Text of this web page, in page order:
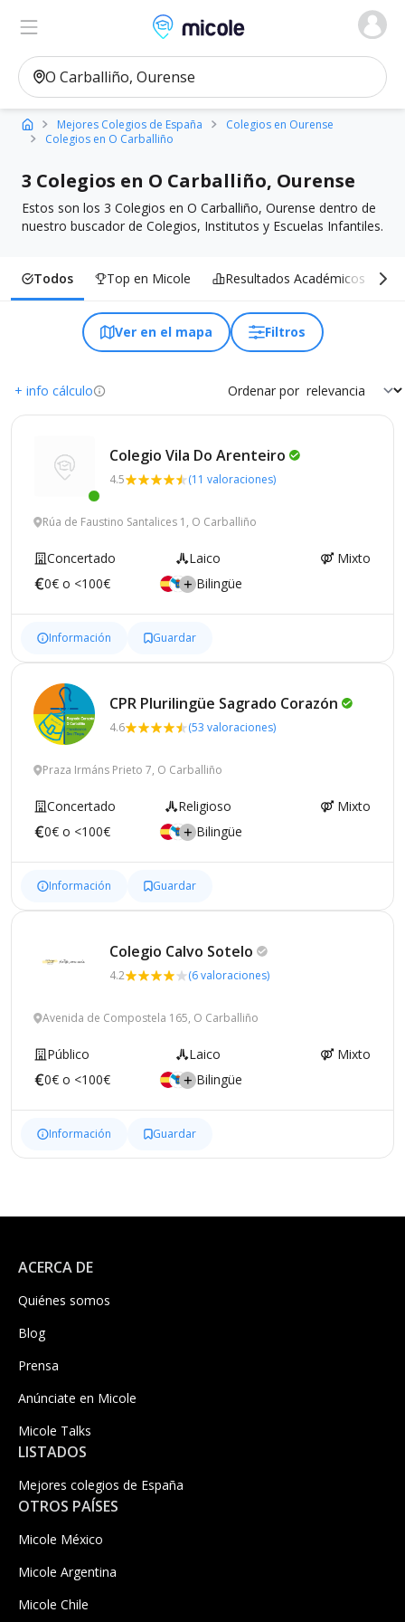
Micole, buscador de colegios
Ver en el mapa
Mejores Colegios de España
Colegios en Ourense
Colegios en O Carballiño
3 Colegios en O Carballiño, Ourense
Estos son los 3 Colegios en O Carballiño, Ourense dentro de
nuestro buscador de Colegios, Institutos y Escuelas Infantiles.
Todos Top en Micole Resultados Académicos
Ver en el mapa Filtros
+ info cálculo Ordenar por
Colegio Vila Do Arenteiro
4.5 (11 valoraciones)
Rúa de Faustino Santalices 1, O Carballiño
Concertado Laico
Mixto
0€ o <100€
Bilingüe
Información Guardar
CPR Plurilingüe Sagrado Corazón
4.6 (53 valoraciones)
Praza Irmáns Prieto 7, O Carballiño
Concertado Religioso
Mixto
0€ o <100€
Bilingüe
Información Guardar
Colegio Calvo Sotelo
4.2 (6 valoraciones)
Avenida de Compostela 165, O Carballiño
Público Laico
Mixto
0€ o <100€
Bilingüe
Información Guardar
ACERCA DE
Quiénes somos
Blog
Prensa
Anúnciate en Micole
Micole Talks
LISTADOS
Mejores colegios de España
OTROS PAÍSES
Micole México
Micole Argentina
Micole Chile